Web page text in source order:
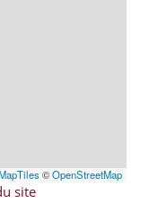
©OpenStreetMap
site